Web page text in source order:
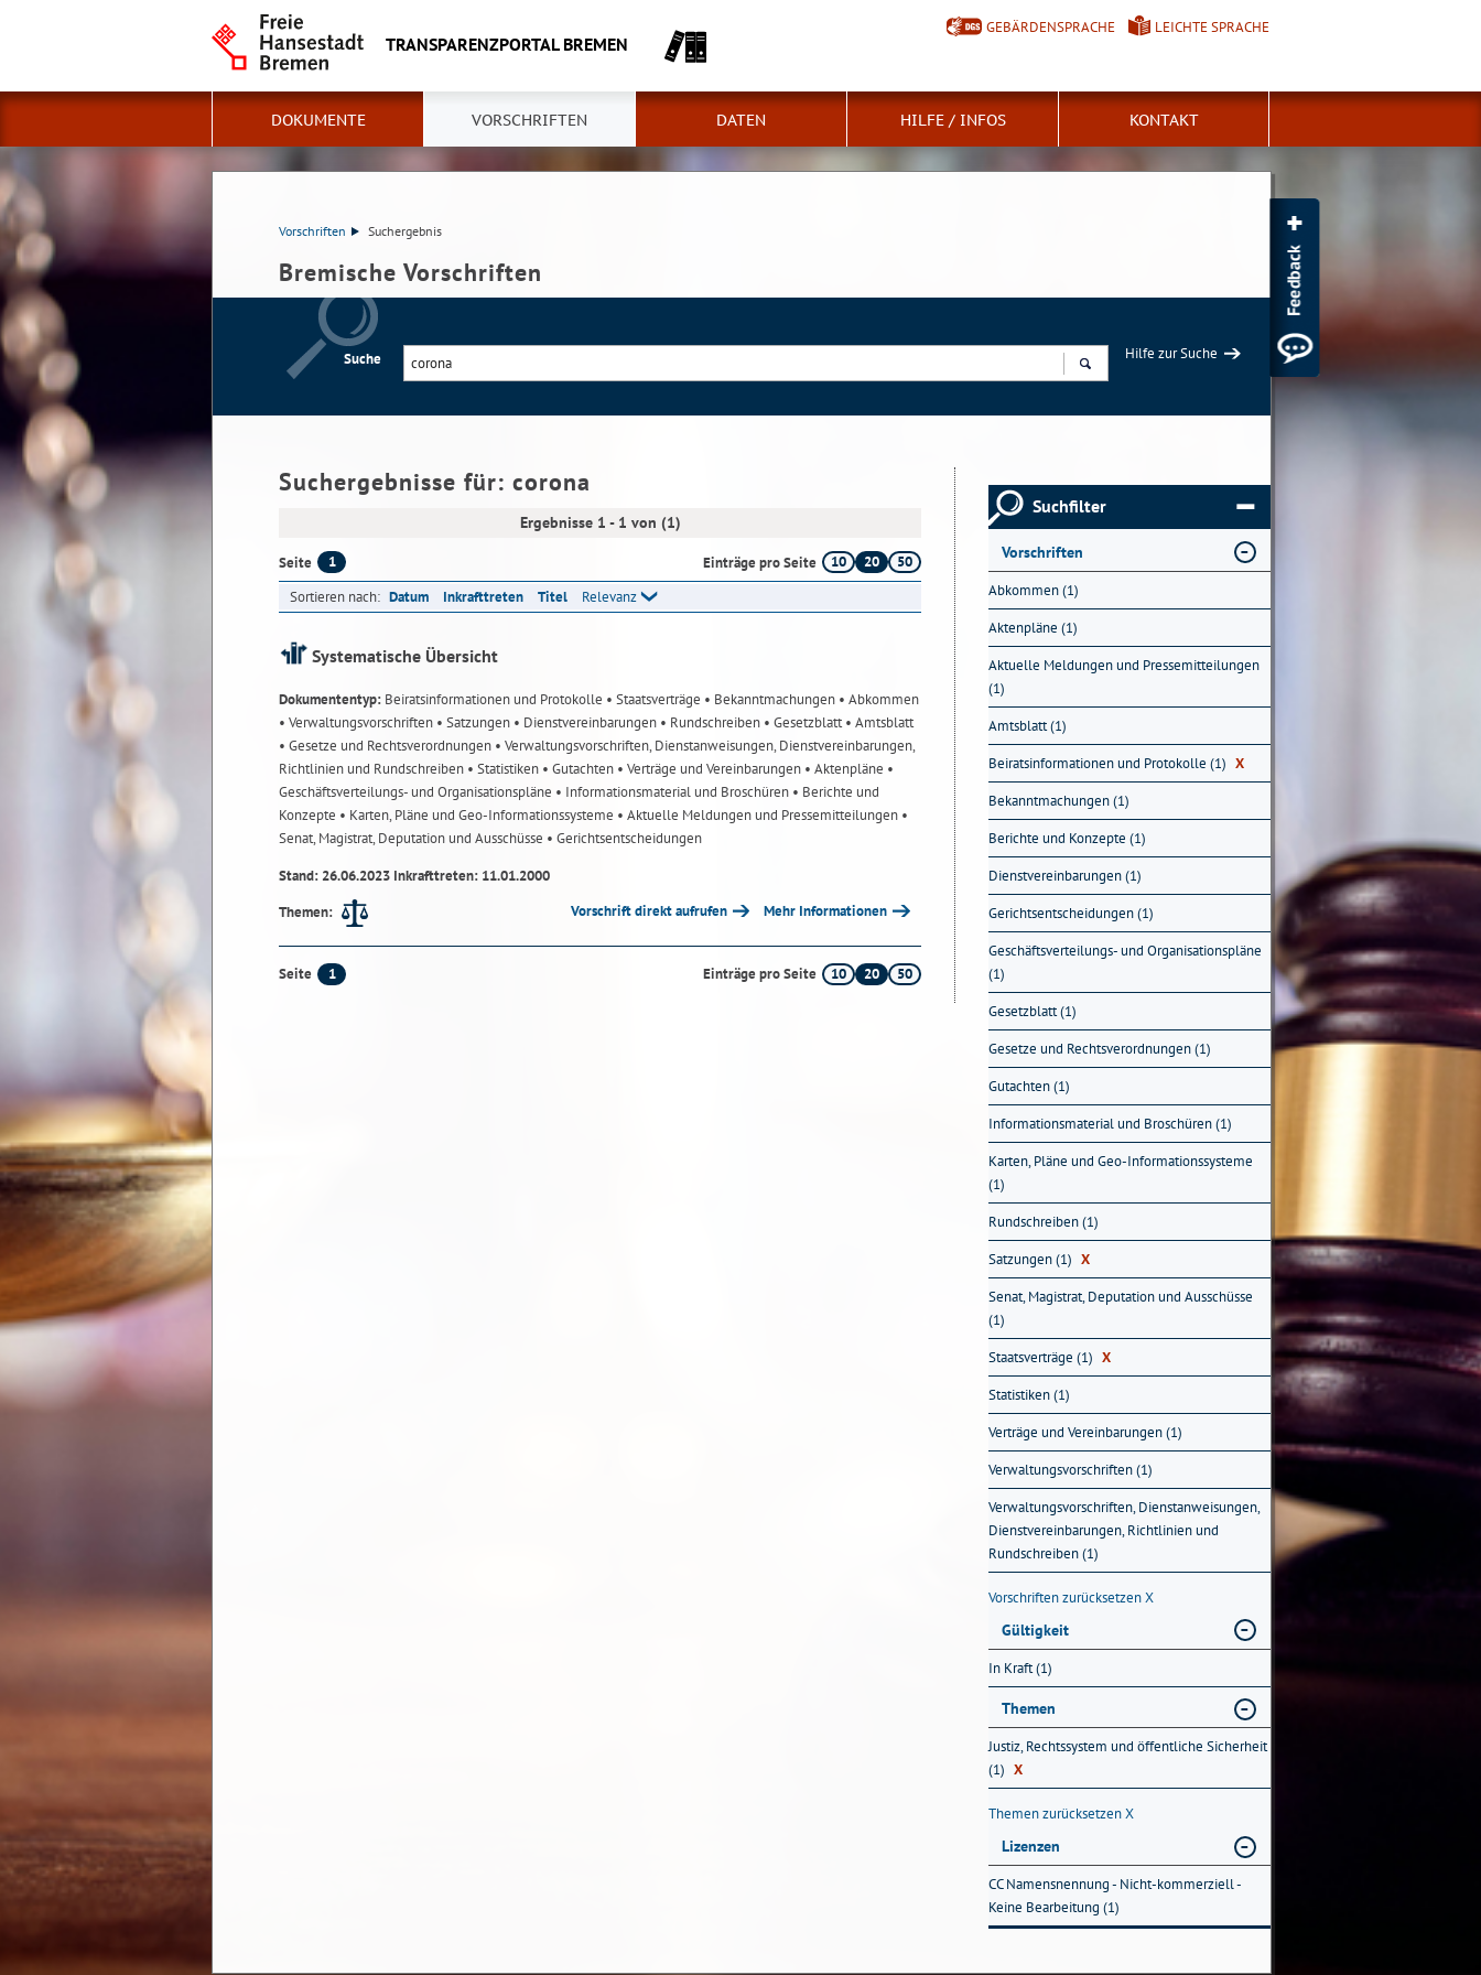
TRANSPARENZPORTAL BREMEN
GEBÄRDENSPRACHE LEICHTE SPRACHE
DOKUMENTE VORSCHRIFTEN DATEN HILFE / INFOS KONTAKT
Vorschriften Suchergebnis
Bremische Vorschriften
Suche
Hilfe zur Suche
Suchergebnisse für: corona
Ergebnisse 1 - 1 von (1)
Seite 1 Einträge pro Seite 10 20
50
Sortieren nach: Datum Inkrafttreten Titel Relevanz
Systematische Übersicht
Dokumententyp: Beiratsinformationen und Protokolle • Staatsverträge • Bekanntmachungen • Abkommen
• Verwaltungsvorschriften • Satzungen • Dienstvereinbarungen • Rundschreiben • Gesetzblatt• Amtsblatt
• Gesetze und Rechtsverordnungen • Verwaltungsvorschriften, Dienstanweisungen, Dienstvereinbarungen,
Richtlinien und Rundschreiben • Statistiken • Gutachten • Verträge und Vereinbarungen • Aktenpläne •
Geschäftsverteilungs- und Organisationspläne • Informationsmaterial und Broschüren • Berichte und
Konzepte • Karten, Pläne und Geo-Informationssysteme • Aktuelle Meldungen und Pressemitteilungen •
Senat, Magistrat, Deputation und Ausschüsse • Gerichtsentscheidungen
Stand: 26.06.2023 Inkrafttreten: 11.01.2000
Themen:
Vorschrift direkt aufrufen Mehr Informationen
Seite 1 Einträge pro Seite 10 20 50
Suchfilter
Vorschriften
Abkommen (1)
Aktenpläne (1)
Aktuelle Meldungen und Pressemitteilungen
(1)
Amtsblatt (1)
Beiratsinformationen und Protokolle (1) X
Bekanntmachungen (1)
Berichte und Konzepte (1)
Dienstvereinbarungen (1)
Gerichtsentscheidungen (1)
Geschäftsverteilungs- und Organisationspläne
(1)
Gesetzblatt (1)
Gesetze und Rechtsverordnungen (1)
Gutachten (1)
Informationsmaterial und Broschüren (1)
Karten, Pläne und Geo-Informationssysteme
(1)
Rundschreiben (1)
Satzungen (1) X
Senat, Magistrat, Deputation und Ausschüsse
(1)
Staatsverträge (1) X
Statistiken (1)
Verträge und Vereinbarungen (1)
Verwaltungsvorschriften (1)
Verwaltungsvorschriften, Dienstanweisungen,
Dienstvereinbarungen, Richtlinien und
Rundschreiben (1)
Vorschriften zurücksetzenX
Gültigkeit
In Kraft (1)
Themen
Justiz, Rechtssystem und öffentliche Sicherheit
(1) X
Themen zurücksetzenX
Lizenzen
CC Namensnennung - Nicht-kommerziell -
Keine Bearbeitung (1)